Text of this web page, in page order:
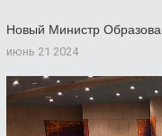
Новый Министр
июнь 21 2024